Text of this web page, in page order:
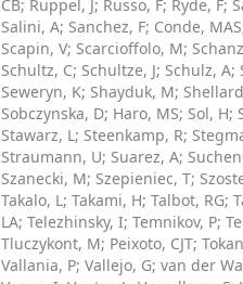
CB; Ruppel, J; Russo, F; Ryde, F;
Salini, A; Sanchez, F; Conde, MAS
Scapin, V; Scarcioffolo, M;
Schultz, C; Schultze, J; Schulz, A;
Seweryn, K; Shayduk, M;
Sobczynska, D; Haro, MS; Sol, H;
Stawarz, L; Steenkamp, R;
Straumann, U; Suarez, A;
Szanecki, M; Szepieniec, T;
Takalo, L; Takami, H; Talbot, RG;
LA; Telezhinsky, I; Temnikov, P;
Tluczykont, M; Peixoto, CJT;
Vallania, P; Vallejo, G; van der